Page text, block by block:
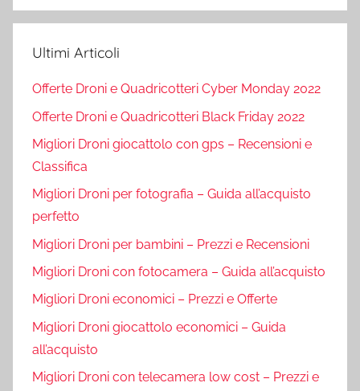
Ultimi Articoli
Offerte Droni e Quadricotteri Cyber Monday 2022
Offerte Droni e Quadricotteri Black Friday 2022
Migliori Droni giocattolo con gps – Recensioni e
Classifica
Migliori Droni per fotografia – Guida all’acquisto
perfetto
Migliori Droni per bambini – Prezzi e Recensioni
Migliori Droni con fotocamera – Guida all’acquisto
Migliori Droni economici – Prezzi e Offerte
Migliori Droni giocattolo economici – Guida
all’acquisto
Migliori Droni con telecamera low cost – Prezzi e